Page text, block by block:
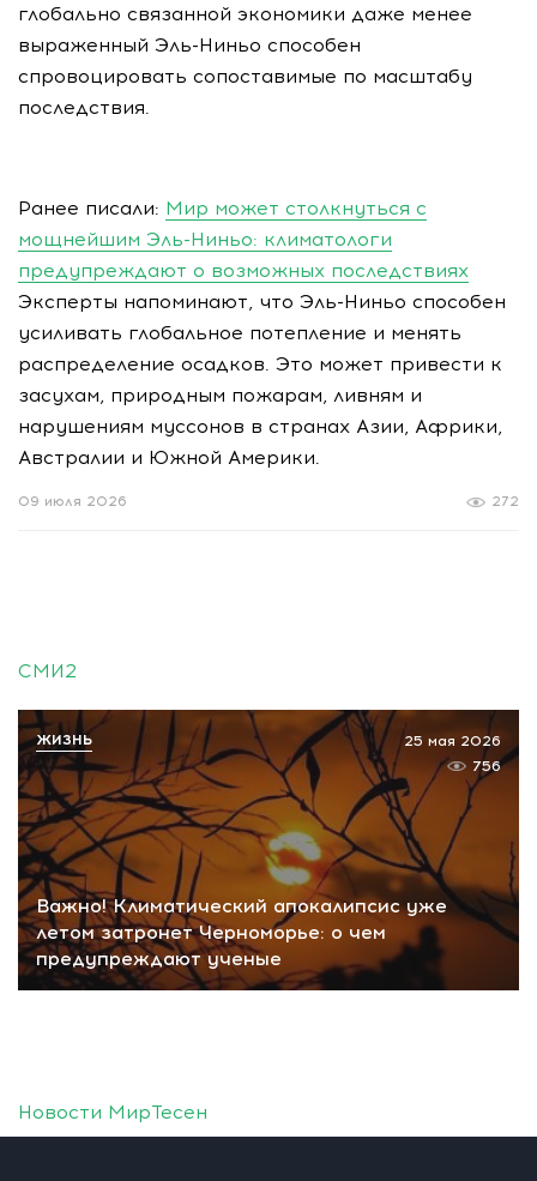
глобально связанной экономики даже менее
выраженный Эль-Ниньо способен
спровоцировать сопоставимые по масштабу
последствия.
Ранее писали: Мир может столкнуться с
мощнейшим Эль-Ниньо: климатологи
предупреждают о возможных последствиях
Эксперты напоминают, что Эль-Ниньо способен
усиливать глобальное потепление и менять
распределение осадков. Это может привести к
засухам, природным пожарам, ливням и
нарушениям муссонов в странах Азии, Африки,
Австралии и Южной Америки.
272
09 июля 2026
СМИ2
Важно! Климатический апокалипсис уже
летом затронет Черноморье: о чем
предупреждают ученые
25 мая 2026
756
ЖИЗНЬ
Новости МирТесен